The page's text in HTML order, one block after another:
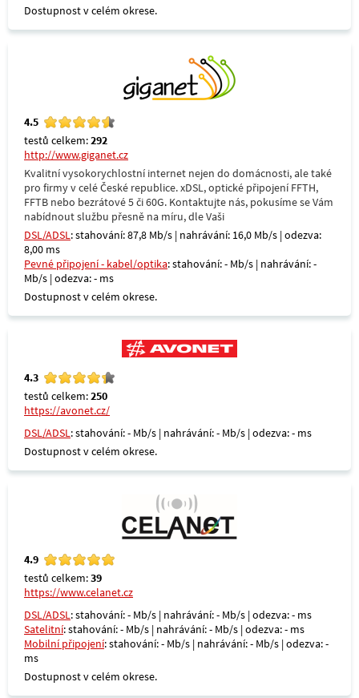
Dostupnost v celém okrese.
4.5
testů celkem:292
http://www.giganet.cz
Kvalitní vysokorychlostní internet nejen do domácnosti, ale také
pro firmy v celé České republice. xDSL, optické připojení FFTH,
FFTB nebo bezrátové 5 či 60G. Kontaktujte nás, pokusíme se Vám
nabídnout službu přesně na míru, dle Vaši
DSL/ADSL: stahování: 87,8 Mb/s | nahrávání: 16,0 Mb/s | odezva:
8,00 ms
Pevné připojení - kabel/optika: stahování: - Mb/s | nahrávání: -
Mb/s | odezva: - ms
Dostupnost v celém okrese.
4.3
testů celkem:250
https://avonet.cz/
DSL/ADSL: stahování: - Mb/s | nahrávání: - Mb/s | odezva: - ms
Dostupnost v celém okrese.
4.9
testů celkem:39
https://www.celanet.cz
DSL/ADSL: stahování: - Mb/s | nahrávání: - Mb/s | odezva: - ms
Satelitní: stahování: - Mb/s | nahrávání: - Mb/s | odezva: - ms
Mobilní připojení: stahování: - Mb/s | nahrávání: - Mb/s | odezva: -
ms
Dostupnost v celém okrese.